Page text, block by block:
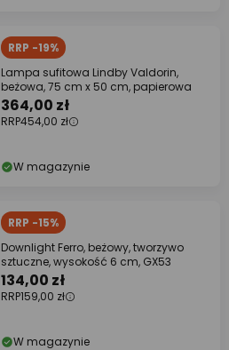
RRP -19%
Lampa sufitowa Lindby Valdorin,
beżowa, 75 cm x 50 cm, papierowa
364,00 zł
RRP454,00 zł
W magazynie
RRP -15%
Downlight Ferro, beżowy, tworzywo
sztuczne, wysokość 6 cm, GX53
134,00 zł
RRP159,00 zł
W magazynie